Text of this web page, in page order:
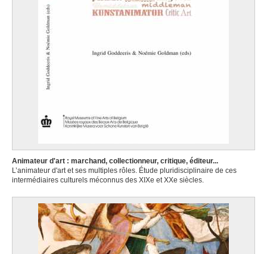
Animateur d'art : marchand, collectionneur, critique, éditeur...
L’animateur d'art et ses multiples rôles. Étude pluridisciplinaire de ces
intermédiaires culturels méconnus des XIXe et XXe siècles.